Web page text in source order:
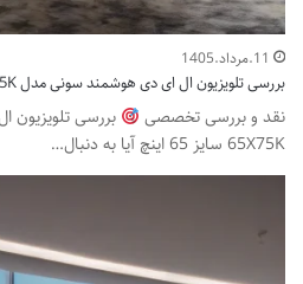
11.مرداد.1405
بررسی تلویزیون ال ای دی هوشمند سونی مدل 65X75K سایز 65 اینچ
نقد و بررسی تخصصی
بررسی
65X75K سایز 65 اینچ آیا به دنبال…